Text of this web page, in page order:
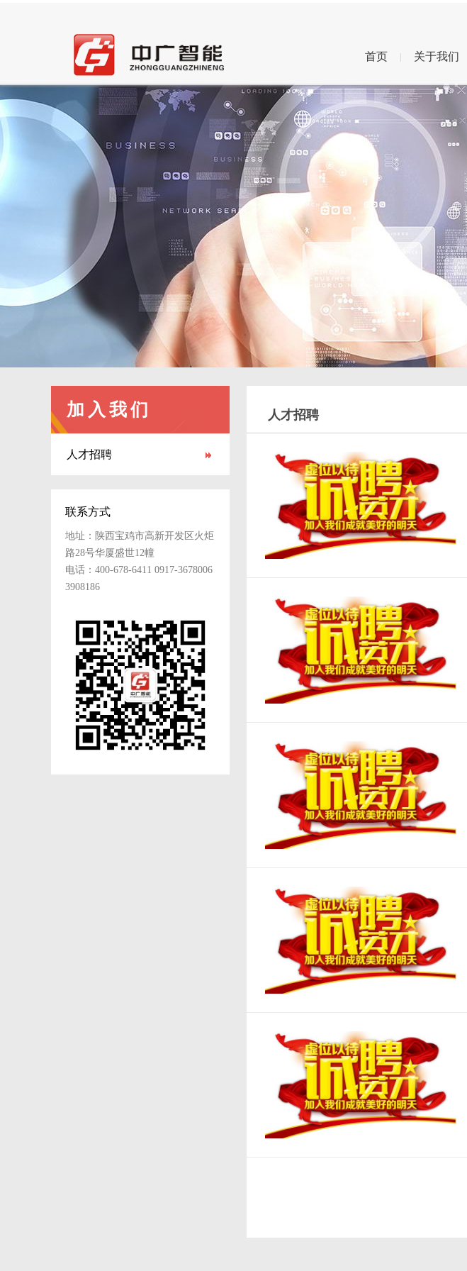
首页 关于我们
加入我们
人才招聘
联系方式
地址：陕西宝鸡市高新开发区火炬
路28号华厦盛世12幢
电话：400-678-6411 0917-3678006
3908186
人才招聘